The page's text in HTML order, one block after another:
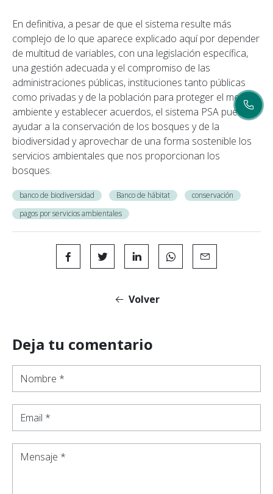
En definitiva, a pesar de que el sistema resulte más
complejo de lo que aparece explicado aquí por depender
de multitud de variables, con una legislación específica,
una gestión adecuada y el compromiso de las
administraciones públicas, instituciones tanto públicas
como privadas y de la población para proteger el medio
ambiente y establecer acuerdos, el sistema PSA puede
ayudar a la conservación de los bosques y de la
biodiversidad y aprovechar de una forma sostenible los
servicios ambientales que nos proporcionan los
bosques.
banco de biodiversidad Banco de hábitat
conservación
pagos por servicios ambientales
Volver
Deja tu comentario
Nombre *
Email *
Mensaje *